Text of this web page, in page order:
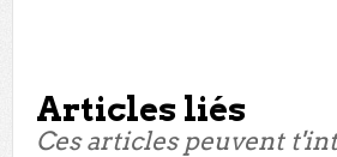
Articles liés
Ces articles peuvent